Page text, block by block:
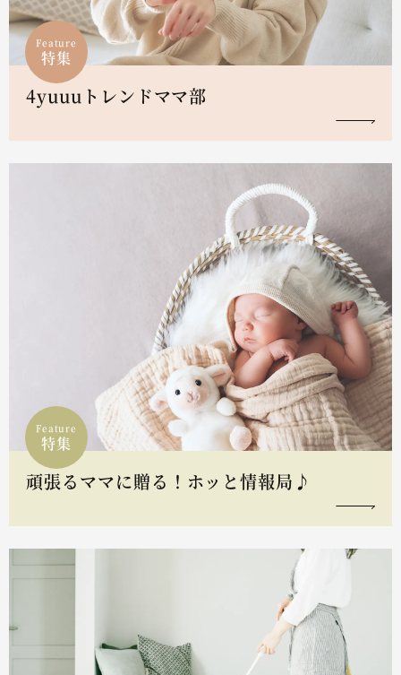
Feature
特集
4yuuuトレンドママ部
Feature
特集
頑張るママに贈る！ホッと情報局♪